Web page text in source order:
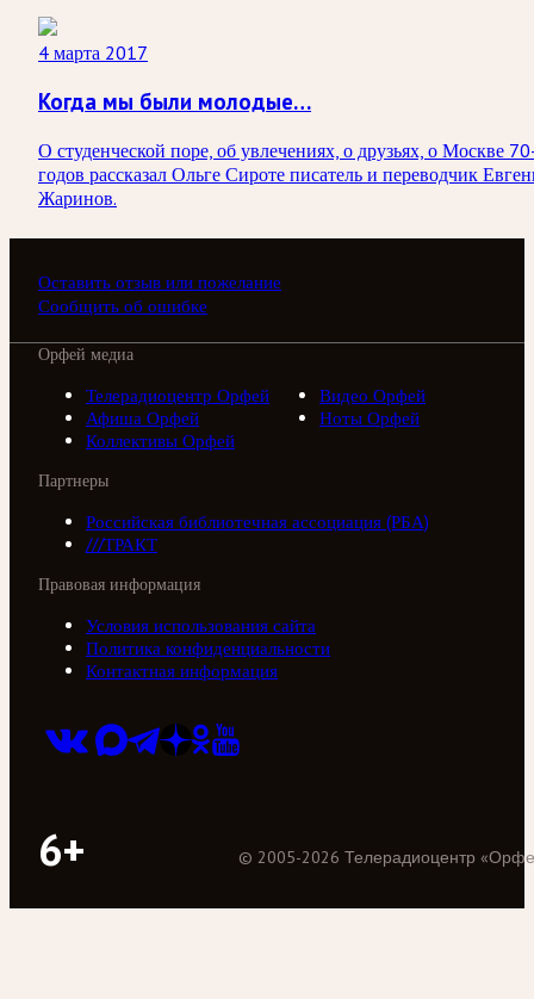
4 марта 2017
Когда мы были молодые…
О студенческой поре, об увлечениях, о друзьях, о Москве
годов рассказал Ольге Сироте писатель и переводчик
Жаринов.
Оставить отзыв или пожелание
Сообщить об ошибке
Орфей медиа
Телерадиоцентр Орфей
Видео Орфей
Афиша Орфей
Ноты Орфей
Коллективы Орфей
Партнеры
Российская библиотечная ассоциация (РБА)
///ТРАКТ
Правовая информация
Условия использования сайта
Политика конфиденциальности
Контактная информация
6+ © 2005-2026 Телерадиоцентр